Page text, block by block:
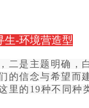
生-环境营造型
是主题明确
信念与希望
的19种不同